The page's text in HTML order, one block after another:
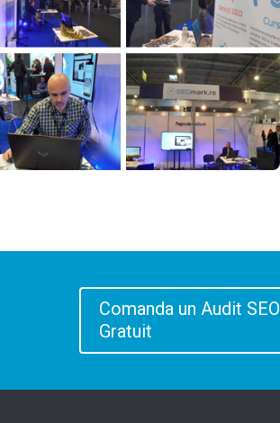
Comanda un Audit SEO
Gratuit